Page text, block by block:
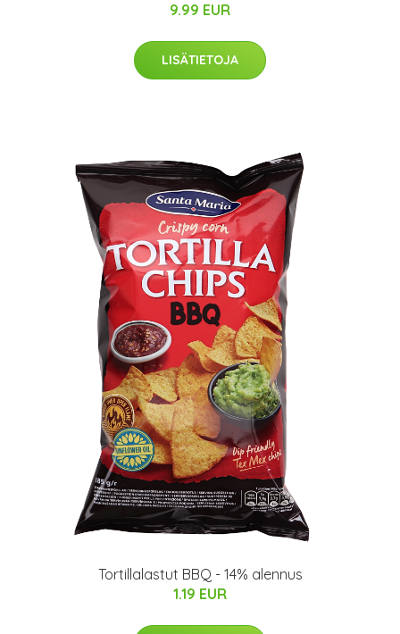
9.99 EUR
LISÄTIETOJA
Tortillalastut BBQ - 14% alennus
1.19 EUR